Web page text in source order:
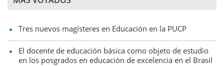
Tres nuevos magísteres en Educación en la PUCP
El docente de educación básica como objeto de estudio
en los posgrados en educación de excelencia en el Brasil